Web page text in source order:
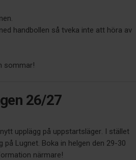
handbollen så tveka inte att höra av
sommar!
26/27
upplägg på uppstartsläger. I stället
Lugnet. Boka in helgen den 29-30
närmare!